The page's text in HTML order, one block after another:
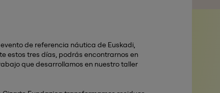
de referencia náutica de Euskadi,
estos tres días, podrás encontrarnos en
que desarrollamos en nuestro taller